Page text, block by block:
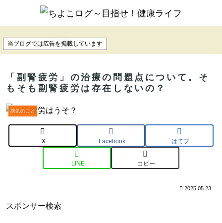
当ブログでは広告を掲載しています
ホーム 病気のこと
「副腎疲労」の治療の問題点について。そ
もそも副腎疲労は存在しないの？
病気のこと
X Facebook はてブ
LINE コピー
2025.05.23
スポンサー検索